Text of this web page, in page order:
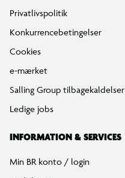
Privatlivspolitik
Konkurrencebetingelser
Cookies
e-mærket
Salling Group tilbagekaldelser
Ledige jobs
INFORMATION & SERVICES
Min BR konto / login